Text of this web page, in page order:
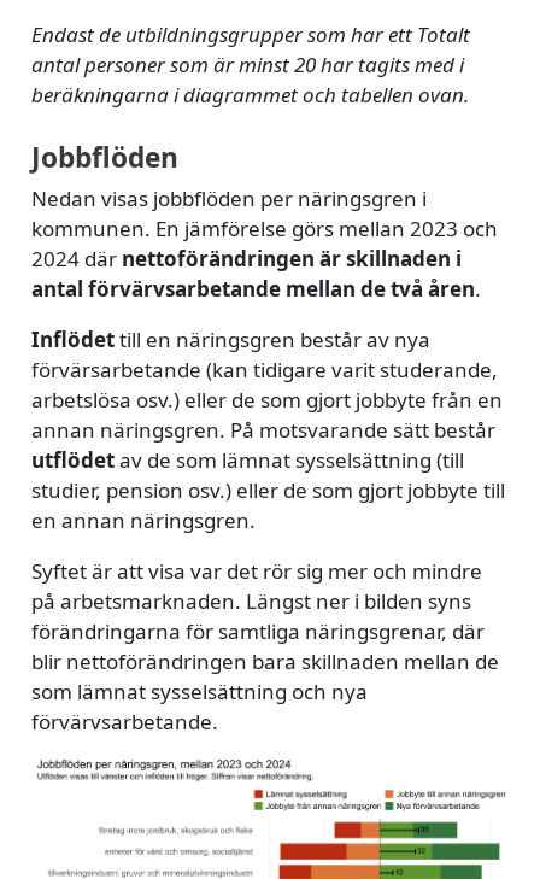
Endast de utbildningsgrupper som har ett Totalt
antal personer som är minst 20 har tagits med i
beräkningarna i diagrammet och tabellen ovan.
Jobbflöden
Nedan visas jobbflöden per näringsgren i
kommunen. En jämförelse görs mellan 2023 och
2024 där nettoförändringen är skillnaden i
antal förvärvsarbetande mellan de två åren.
Inflödettill en näringsgren består av nya
förvärsarbetande (kan tidigare varit studerande,
arbetslösa osv.) eller de som gjort jobbyte från en
annan näringsgren. På motsvarande sätt består
utflödetav de som lämnat sysselsättning (till
studier, pension osv.) eller de som gjort jobbyte till
en annan näringsgren.
Syftet är att visa var det rör sig mer och mindre
på arbetsmarknaden. Längst ner i bilden syns
förändringarna för samtliga näringsgrenar, där
blir nettoförändringen bara skillnaden mellan de
som lämnat sysselsättning och nya
förvärvsarbetande.